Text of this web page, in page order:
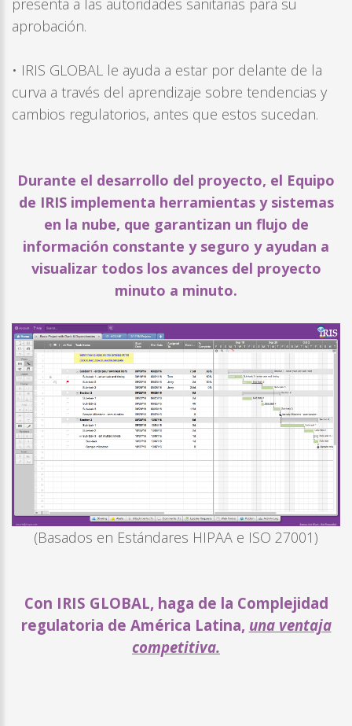
aprobación.
• IRIS GLOBAL le ayuda a estar por delante de la
curva a través del aprendizaje sobre tendencias y
cambios regulatorios, antes que estos sucedan.
Durante el desarrollo del proyecto, el Equipo
de IRIS implementa herramientas y sistemas
en la nube, que garantizan un flujo de
información constante y seguro y ayudan a
visualizar todos los avances del proyecto
minuto a minuto.
(Basados en Estándares HIPAA e ISO 27001)
Con IRIS GLOBAL, haga de la Complejidad
regulatoria de América Latina, una ventaja
competitiva.